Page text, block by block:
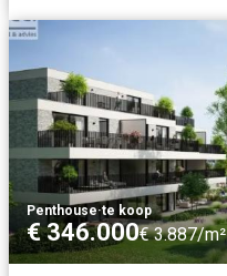
Penthouse·te koop
€ 346.000€ 3.887/m²